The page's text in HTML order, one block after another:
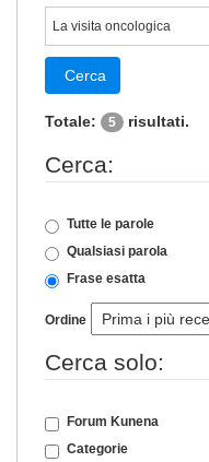
Cerca
Totale: 5 risultati.
Cerca:
Tutte le parole
Qualsiasi parola
Frase esatta
Ordine
Cerca solo:
Forum Kunena
Categorie